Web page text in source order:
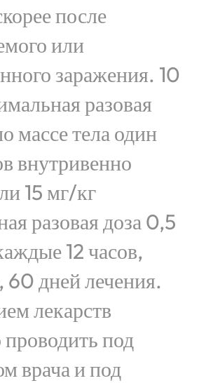
после
или
заражения. 10
разовая
массе тела один
внутривенно
15 мг/кг
разовая доза 0,5
12 часов,
60 дней лечения.
лекарств
под
врача и под